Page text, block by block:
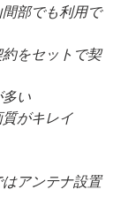
間部でも利用で
約をセットで契
多い
質がキレイ
アンテナ設置